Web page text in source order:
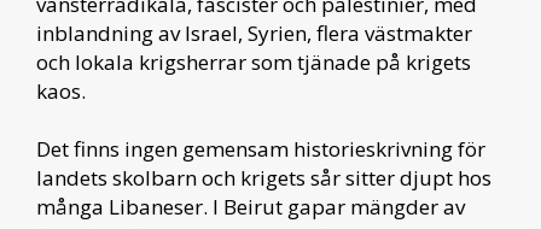
inblandning av Israel, Syrien, flera västmakter
och lokala krigsherrar som tjänade på krigets
kaos.
Det finns ingen gemensam historieskrivning för
landets skolbarn och krigets sår sitter djupt hos
många Libaneser. I Beirut gapar mängder av